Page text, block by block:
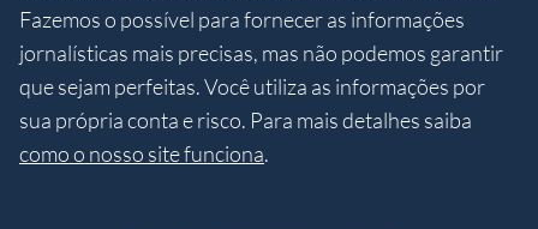
Fazemos o possível para fornecer as informações
jornalísticas mais precisas, mas não podemos garantir
que sejam perfeitas. Você utiliza as informações por
sua própria conta e risco. Para mais detalhes saiba
como o nosso site funciona.